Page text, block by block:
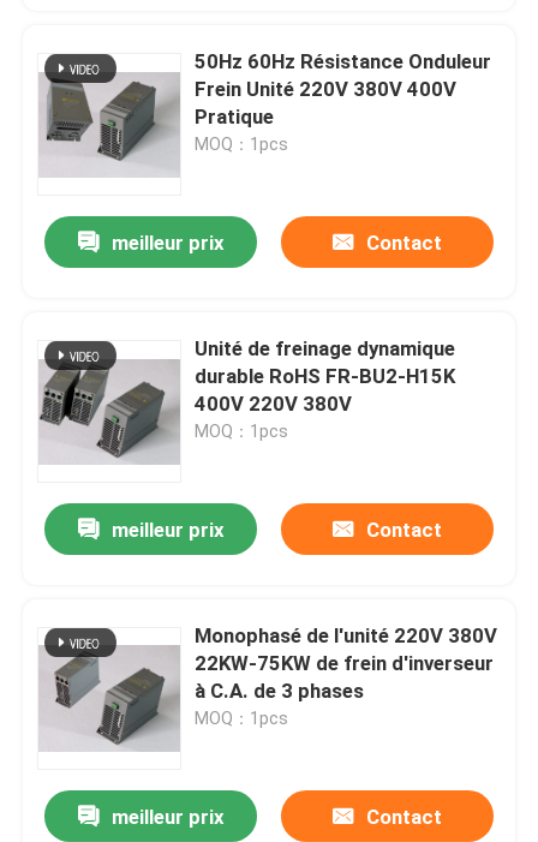
Aperçu
50Hz 60Hz Résistance Onduleur
Frein Unité 220V 380V 400V
Pratique
MOQ：1pcs
meilleur prix Contact
Unité de freinage dynamique
durable RoHS FR-BU2-H15K
400V 220V 380V
MOQ：1pcs
meilleur prix Contact
Monophasé de l'unité 220V 380V
22KW-75KW de frein d'inverseur
à C.A. de 3 phases
MOQ：1pcs
meilleur prix Contact